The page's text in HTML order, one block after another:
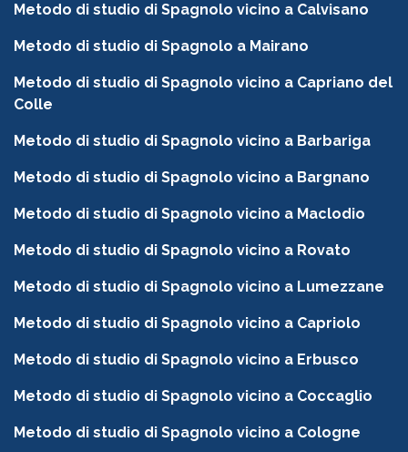
Metodo di studio di Spagnolo vicino a Calvisano
Metodo di studio di Spagnolo a Mairano
Metodo di studio di Spagnolo vicino a Capriano del
Colle
Metodo di studio di Spagnolo vicino a Barbariga
Metodo di studio di Spagnolo vicino a Bargnano
Metodo di studio di Spagnolo vicino a Maclodio
Metodo di studio di Spagnolo vicino a Rovato
Metodo di studio di Spagnolo vicino a Lumezzane
Metodo di studio di Spagnolo vicino a Capriolo
Metodo di studio di Spagnolo vicino a Erbusco
Metodo di studio di Spagnolo vicino a Coccaglio
Metodo di studio di Spagnolo vicino a Cologne